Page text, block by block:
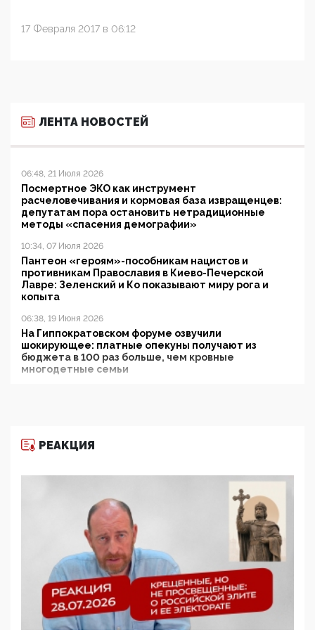
17 Февраля 2017 в 06:12
ЛЕНТА НОВОСТЕЙ
06:48, 21 Июля 2026
Посмертное ЭКО как инструмент
расчеловечивания и кормовая база извращенцев:
депутатам пора остановить нетрадиционные
методы «спасения демографии»
10:34, 07 Июля 2026
Пантеон «героям»-пособникам нацистов и
противникам Православия в Киево-Печерской
Лавре: Зеленский и Ко показывают миру рога и
копыта
06:38, 19 Июня 2026
На Гиппократовском форуме озвучили
шокирующее: платные опекуны получают из
бюджета в 100 раз больше, чем кровные
многодетные семьи
11:53, 09 Июня 2026
деятельность ИИТО ЮНЕСКО в России, но
цифроглобалисты продолжают определять
повестку в образовании
09:43, 01 Июня 2026
5G за счет здоровья граждан: Минцифры намерено
отобрать у регионов и муниципалитетов право
защищать жилые дома и социальные объекты от
05:58, 26 Мая 2026
Роскомнадзор освободили от борца с
деструктивным и опасным контентом
РЕАКЦИЯ